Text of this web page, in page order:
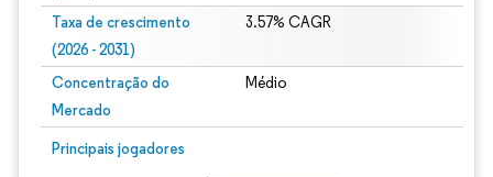
Taxa de crescimento
(2026 - 2031)
3.57% CAGR
Concentração do
Mercado
Médio
Principais jogadores
Imagem © Mordor Intelligence. O reuso requer atribuição conforme CC BY 4.0.